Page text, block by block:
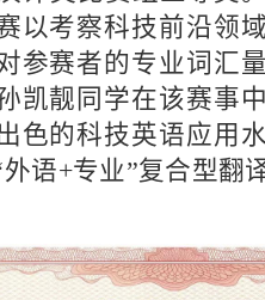
以考察科技前沿领
参赛者的专业词汇
凯靓同学在该赛事
色的科技英语应用
外语+专业”复合型翻